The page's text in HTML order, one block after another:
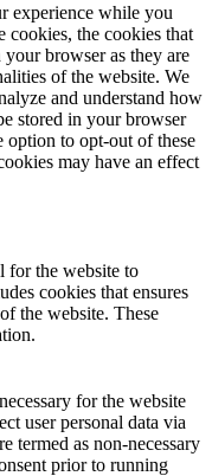
experience while you
cookies, the cookies that
your browser as they are
of the website. We
and understand how
stored in your browser
option to opt-out of these
may have an effect
for the website to
cookies that ensures
the website. These
for the website
user personal data via
termed as non-necessary
prior to running